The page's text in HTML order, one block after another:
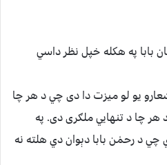
بابا په هكله خپل نظر داسي
يو لو ميزت دا دى چي د هر چا
چا د تنهايي ملګرى دى. په
د رحمٰن بابا دېوان دي هلته نه